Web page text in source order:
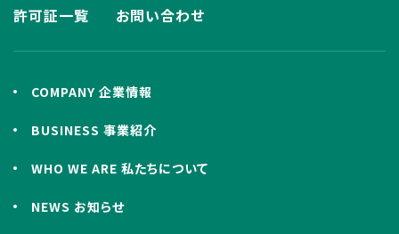
許可証一覧 お問い合わせ
COMPANY 企業情報
BUSINESS 事業紹介
WHO WE ARE 私たちについて
NEWS お知らせ